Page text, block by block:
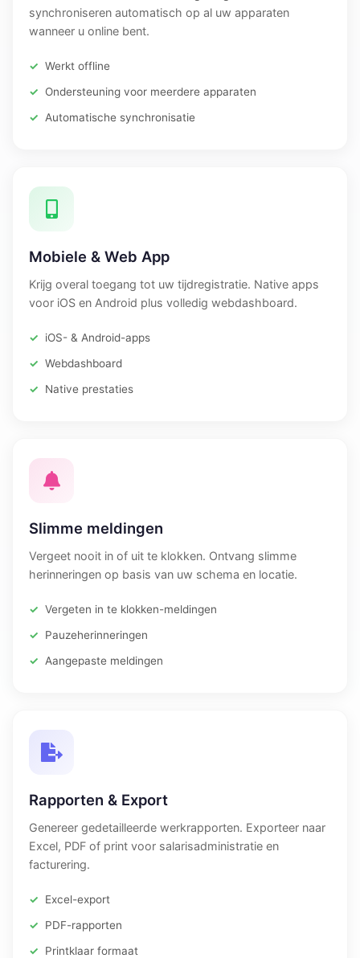
synchroniseren automatisch op al uw apparaten
wanneer u online bent.
Werkt offline
Ondersteuning voor meerdere apparaten
Automatische synchronisatie
Mobiele & Web App
Krijg overal toegang tot uw tijdregistratie. Native apps
voor iOS en Android plus volledig webdashboard.
iOS- & Android-apps
Webdashboard
Native prestaties
Slimme meldingen
Vergeet nooit in of uit te klokken. Ontvang slimme
herinneringen op basis van uw schema en locatie.
Vergeten in te klokken-meldingen
Pauzeherinneringen
Aangepaste meldingen
Rapporten & Export
Genereer gedetailleerde werkrapporten. Exporteer naar
Excel, PDF of print voor salarisadministratie en
facturering.
Excel-export
PDF-rapporten
Printklaar formaat